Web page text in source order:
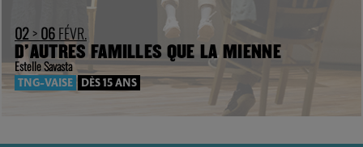
02>06FÉVR.
D’AUTRES FAMILLES QUE LA MIENNE
Estelle Savasta
TNG-VAISE DÈS 15 ANS